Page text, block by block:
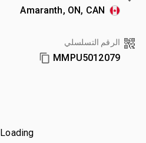
Amaranth, ON, CAN
الرقم التسلسلي
MMPU5012079
Loading...